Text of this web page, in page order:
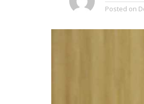
Posted on